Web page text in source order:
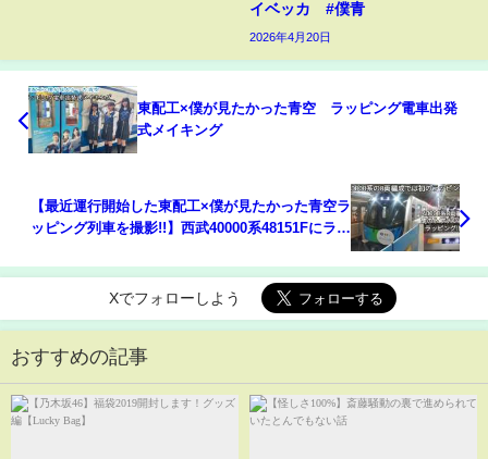
イベッカ #僕青
2026年4月20日
東配工×僕が見たかった青空 ラッピング電車出発
式メイキング
【最近運行開始した東配工×僕が見たかった青空ラ
ッピング列車を撮影!!】西武40000系48151Fにラッ
Xでフォローしよう
おすすめの記事